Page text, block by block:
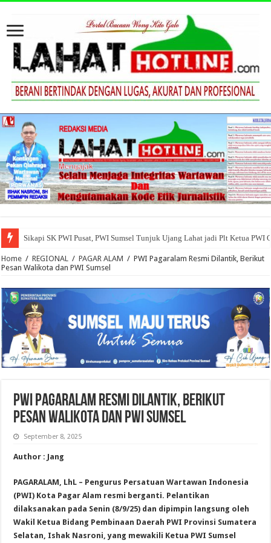
Sikapi SK PWI Pusat, PWI Sumsel Tunjuk Ujang Lahat jadi Plt Ketua PWI
Home / REGIONAL / PAGAR ALAM / PWI Pagaralam Resmi Dilantik, Berikut
Pesan Walikota dan PWI Sumsel
PWI Pagaralam Resmi Dilantik, Berikut
Pesan Walikota dan PWI Sumsel
September 8, 2025
Author : Jang
PAGARALAM, LhL – Pengurus Persatuan Wartawan Indonesia
(PWI) Kota Pagar Alam resmi berganti. Pelantikan
dilaksanakan pada Senin (8/9/25) dan dipimpin langsung oleh
Wakil Ketua Bidang Pembinaan Daerah PWI Provinsi Sumatera
Selatan, Ishak Nasroni, yang mewakili Ketua PWI Sumsel